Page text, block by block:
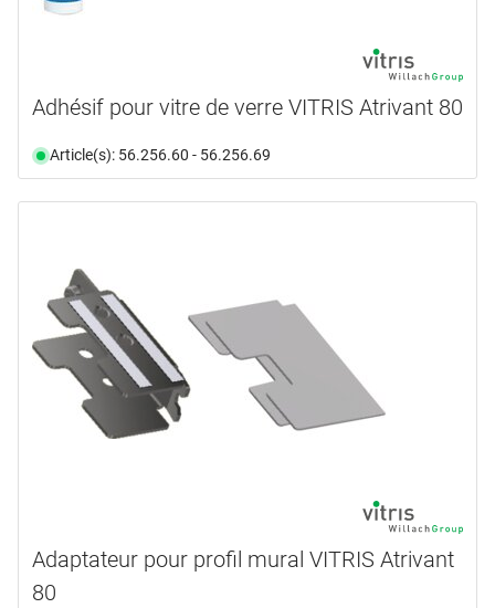
Adhésif pour vitre de verre VITRIS Atrivant 80
Article(s): 56.256.60 - 56.256.69
Adaptateur pour profil mural VITRIS Atrivant
80